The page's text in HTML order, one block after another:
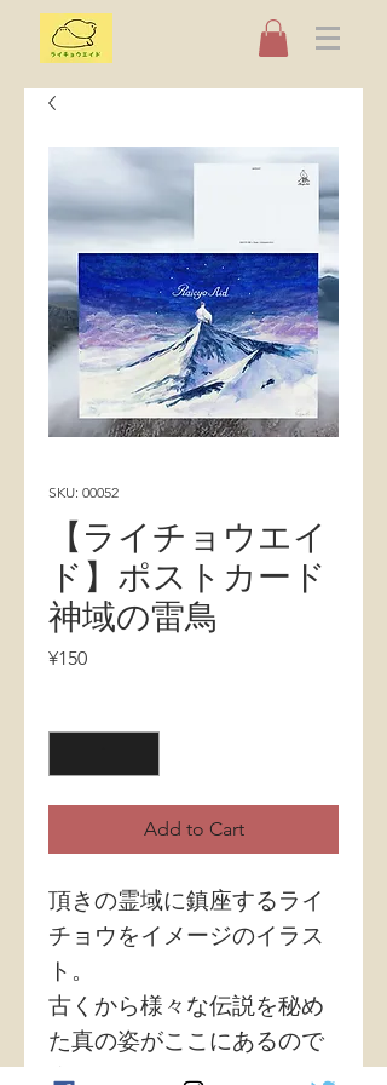
SKU: 00052
【ライチョウエイ
ド】ポストカード
神域の雷鳥
¥150Price
Add to Cart
頂きの霊域に鎮座するライ
チョウをイメージのイラス
ト。
古くから様々な伝説を秘め
た真の姿がここにあるので
す。